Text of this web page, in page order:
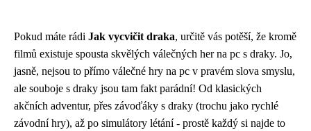
Pokud máte rádi Jak vycvičit draka, určitě vás potěší, že kromě
filmů existuje spousta skvělých válečných her na pc s draky. Jo,
jasně, nejsou to přímo válečné hry na pc v pravém slova smyslu,
ale souboje s draky jsou tam fakt parádní! Od klasických
akčních adventur, přes závoďáky s draky (trochu jako rychlé
závodní hry), až po simulátory létání - prostě každý si najde to